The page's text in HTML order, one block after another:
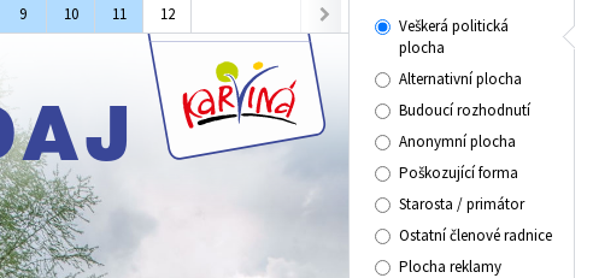
9 10 11 12
Veškerá politická
plocha
Alternativní plocha
Budoucí rozhodnutí
Anonymní plocha
Poškozující forma
Starosta / primátor
Ostatní členové radnice
Plocha reklamy